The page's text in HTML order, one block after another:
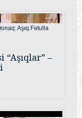
“Aşıqlar” –